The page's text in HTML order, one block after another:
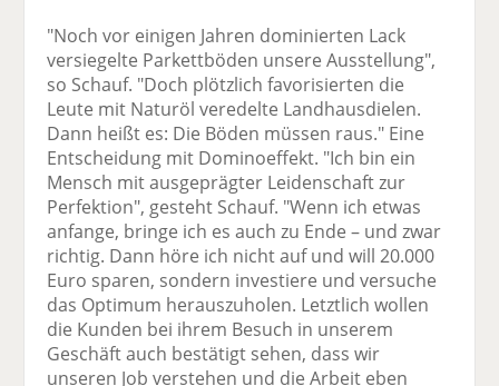
"Noch vor einigen Jahren dominierten Lack
versiegelte Parkettböden unsere Ausstellung",
so Schauf. "Doch plötzlich favorisierten die
Leute mit Naturöl veredelte Landhausdielen.
Dann heißt es: Die Böden müssen raus." Eine
Entscheidung mit Dominoeffekt. "Ich bin ein
Mensch mit ausgeprägter Leidenschaft zur
Perfektion", gesteht Schauf. "Wenn ich etwas
anfange, bringe ich es auch zu Ende – und zwar
richtig. Dann höre ich nicht auf und will 20.000
Euro sparen, sondern investiere und versuche
das Optimum herauszuholen. Letztlich wollen
die Kunden bei ihrem Besuch in unserem
Geschäft auch bestätigt sehen, dass wir
unseren Job verstehen und die Arbeit eben